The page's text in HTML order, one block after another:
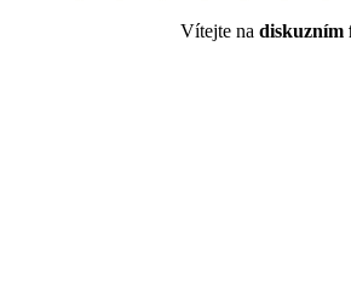
Vítejte na diskuzním